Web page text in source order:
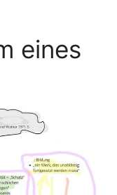
eines